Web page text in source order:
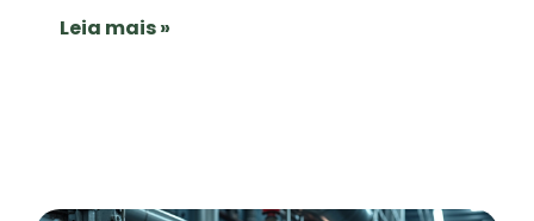
Leia mais »